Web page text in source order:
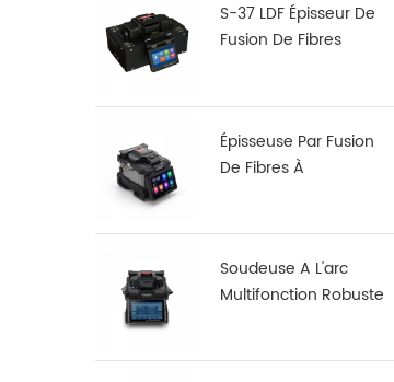
S-37 LDF Épisseur De
Fusion De Fibres
Épisseuse Par Fusion
De Fibres À
Soudeuse A L'arc
Multifonction Robuste